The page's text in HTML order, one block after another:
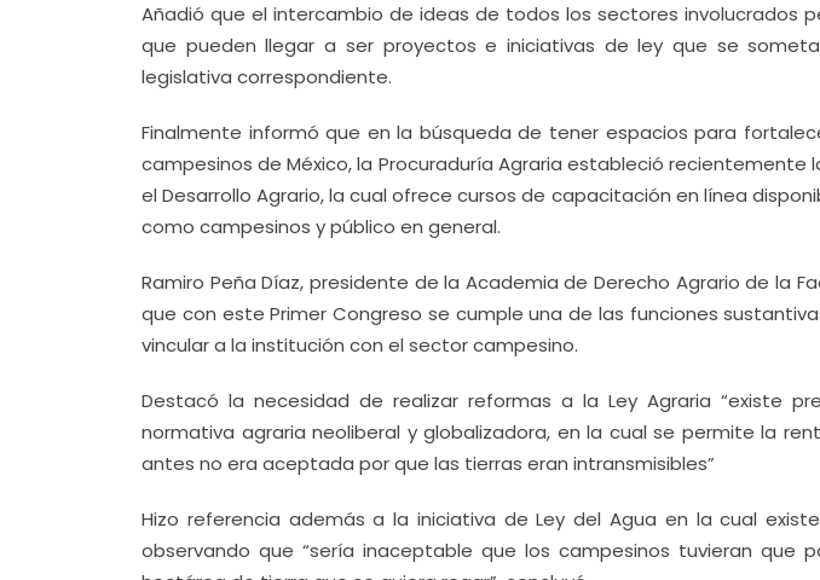
Añadió que el intercambio de ideas de todos los sectores involucrados
que pueden llegar a ser proyectos e iniciativas de ley que se
legislativa correspondiente.
Finalmente informó que en la búsqueda de tener espacios para
campesinos de México, la Procuraduría Agraria estableció recientemente
el Desarrollo Agrario, la cual ofrece cursos de capacitación en línea
como campesinos y público en general.
Ramiro Peña Díaz, presidente de la Academia de Derecho Agrario de la
que con este Primer Congreso se cumple una de las funciones
vincular a la institución con el sector campesino.
Destacó la necesidad de realizar reformas a la Ley Agraria “existe
normativa agraria neoliberal y globalizadora, en la cual se permite la
antes no era aceptada por que las tierras eran intransmisibles”
Hizo referencia además a la iniciativa de Ley del Agua en la cual
observando que “sería inaceptable que los campesinos tuvieran que